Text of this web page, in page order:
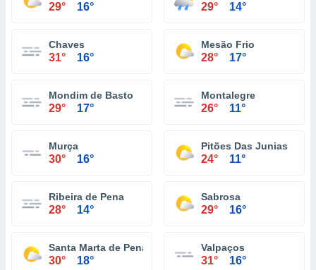
29° 16° 29° 14°
Chaves
31° 16°
Mesão Frio
28° 17°
Mondim de Basto
29° 17°
Montalegre
26° 11°
Murça
30° 16°
Pitões Das Junias
24° 11°
Ribeira de Pena
28° 14°
Sabrosa
29° 16°
Santa Marta de Penaguião
30° 18°
Valpaços
31° 16°